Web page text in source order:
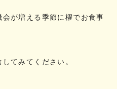
が増える季節に櫂でお食事
てみてください。